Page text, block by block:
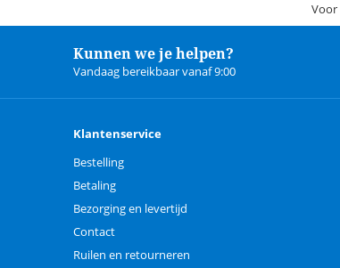
Voor
Kunnen we je helpen?
Vandaag bereikbaar vanaf 9:00
Klantenservice
Bestelling
Betaling
Bezorging en levertijd
Contact
Ruilen en retourneren